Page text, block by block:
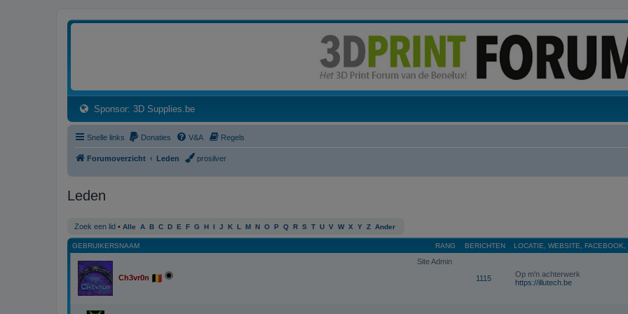
Sponsor: 3D Supplies.be(Opens a new tab)
Snelle links Donaties V&A Regels
Forumoverzicht Leden prosilver
Leden
Zoek een lid • Alle A B C D E F G H I J K L M N O P Q R S T U V W X Y Z Ander
RANG
GEBRUIKERSNAAM BERICHTEN LOCATIE, WEBSITE,
Site Admin
Ch3vr0n
1115
Op m'n achterwerk
https://illutech.be